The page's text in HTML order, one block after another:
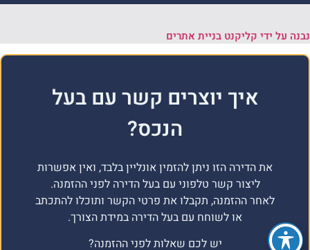
נבנה על ידי קליקנט בניית אתרים
איך יוצרים קשר עם בעל
הנכס?
את הדירה הזו ניתן להזמין אונליין בלבד, ואין אפשרות
ליצור קשר טלפוני עם בעל הדירה לפני ההזמנה.
לאחר ההזמנה, תקבלו את פרטי הקשר ותוכלו להתכתב
או לשוחח עם בעל הדירה במידת הצורך.
יש לכם שאלות לפני ההזמנה?